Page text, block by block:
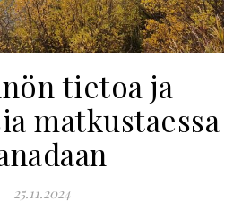
tietoa ja
matkustaessa
25.11.2024